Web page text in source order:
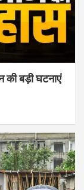
बड़ी घटनाएं